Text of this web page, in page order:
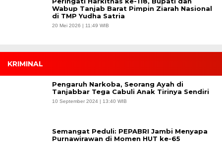
Wabup Tanjab Barat Pimpin Ziarah Nasional
di TMP Yudha Satria
20 Mei 2026 | 11:49 WIB
KRIMINAL
Pengaruh Narkoba, Seorang Ayah di
Tanjabbar Tega Cabuli Anak Tirinya Sendiri
10 September 2024 | 13:40 WIB
Semangat Peduli: PEPABRI Jambi Menyapa
Purnawirawan di Momen HUT ke-65